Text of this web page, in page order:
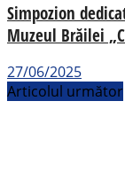
Simpozion
Muzeul Brăilei
27/06/2025
Articolul următor